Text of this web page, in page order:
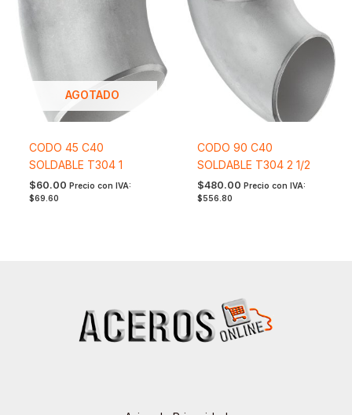
AGOTADO
CODO 45 C40
SOLDABLE T304 1
$60.00 Precio con IVA:
$69.60
CODO 90 C40
SOLDABLE T304 2 1/2
$480.00 Precio con IVA:
$556.80